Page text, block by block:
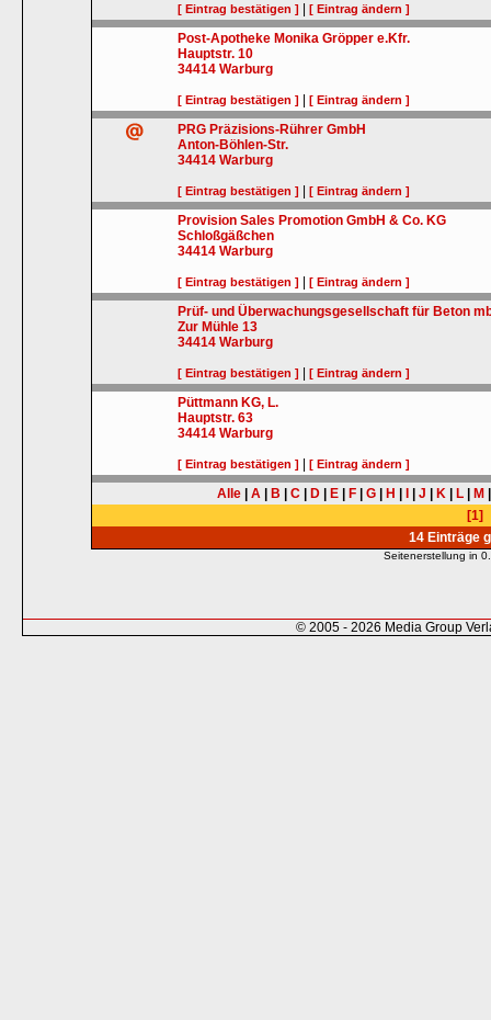
[ Eintrag bestätigen ] |[ Eintrag ändern ]
Post-Apotheke Monika Gröpper e.Kfr.
Hauptstr. 10
34414 Warburg
[ Eintrag bestätigen ] |[ Eintrag ändern ]
PRG Präzisions-Rührer GmbH
Anton-Böhlen-Str.
34414 Warburg
[ Eintrag bestätigen ] |[ Eintrag ändern ]
Provision Sales Promotion GmbH & Co. KG
Schloßgäßchen
34414 Warburg
[ Eintrag bestätigen ] |[ Eintrag ändern ]
Prüf- und Überwachungsgesellschaft für Beton
Zur Mühle 13
34414 Warburg
[ Eintrag bestätigen ] |[ Eintrag ändern ]
Püttmann KG, L.
Hauptstr. 63
34414 Warburg
[ Eintrag bestätigen ] |[ Eintrag ändern ]
Alle A B C D E F G H J K L M
[1]
14 Einträge
Seitenerstellung in
© 2005 - 2026 Media Group